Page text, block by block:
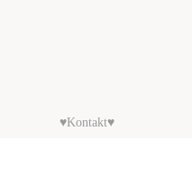
♥Kontakt♥